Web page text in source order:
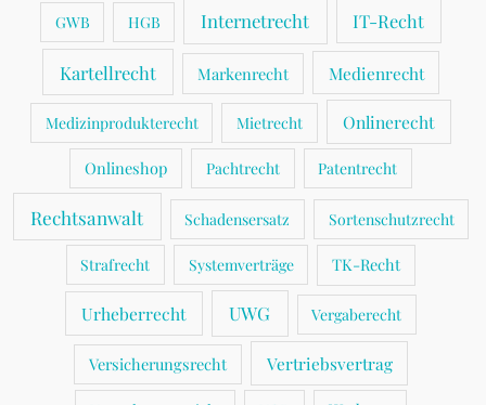
GWB HGB Internetrecht IT-Recht
Kartellrecht Markenrecht Medienrecht
Medizinprodukterecht Mietrecht Onlinerecht
Onlineshop Pachtrecht Patentrecht
Rechtsanwalt Schadensersatz Sortenschutzrecht
Strafrecht Systemverträge TK-Recht
Urheberrecht UWG Vergaberecht
Versicherungsrecht Vertriebsvertrag